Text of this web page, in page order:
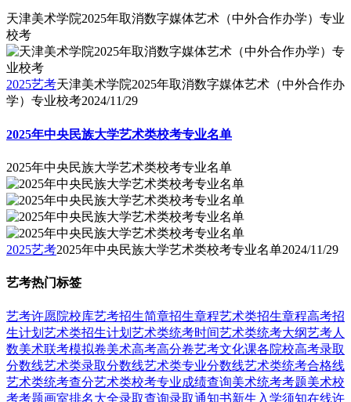
天津美术学院2025年取消数字媒体艺术（中外合作办学）专业
校考
2025艺考天津美术学院2025年取消数字媒体艺术（中外合作办
学）专业校考2024/11/29
2025年中央民族大学艺术类校考专业名单
2025年中央民族大学艺术类校考专业名单
2025艺考2025年中央民族大学艺术类校考专业名单2024/11/29
艺考热门标签
艺考许愿院校库艺考招生简章招生章程艺术类招生章程高考招
生计划 艺术类招生计划 艺术类统考时间艺术类统考大纲艺考人
数美术联考模拟卷美术高考高分卷艺考文化课各院校高考录取
分数线艺术类录取分数线艺术类专业分数线艺术类统考合格线
艺术类统考查分艺术类校考专业成绩查询美术统考考题美术校
考考题画室排名大全录取查询录取通知书新生入学须知在线许